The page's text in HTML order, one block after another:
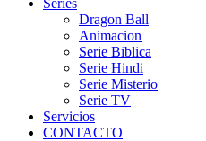
Series
Dragon Ball
Animacion
Serie Biblica
Serie Hindi
Serie Misterio
Serie TV
Servicios
CONTACTO